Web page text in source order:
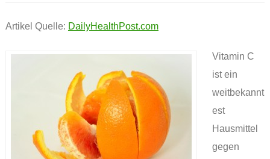
Artikel Quelle: DailyHealthPost.com
Vitamin C
ist ein
weitbekannt
est
Hausmittel
gegen